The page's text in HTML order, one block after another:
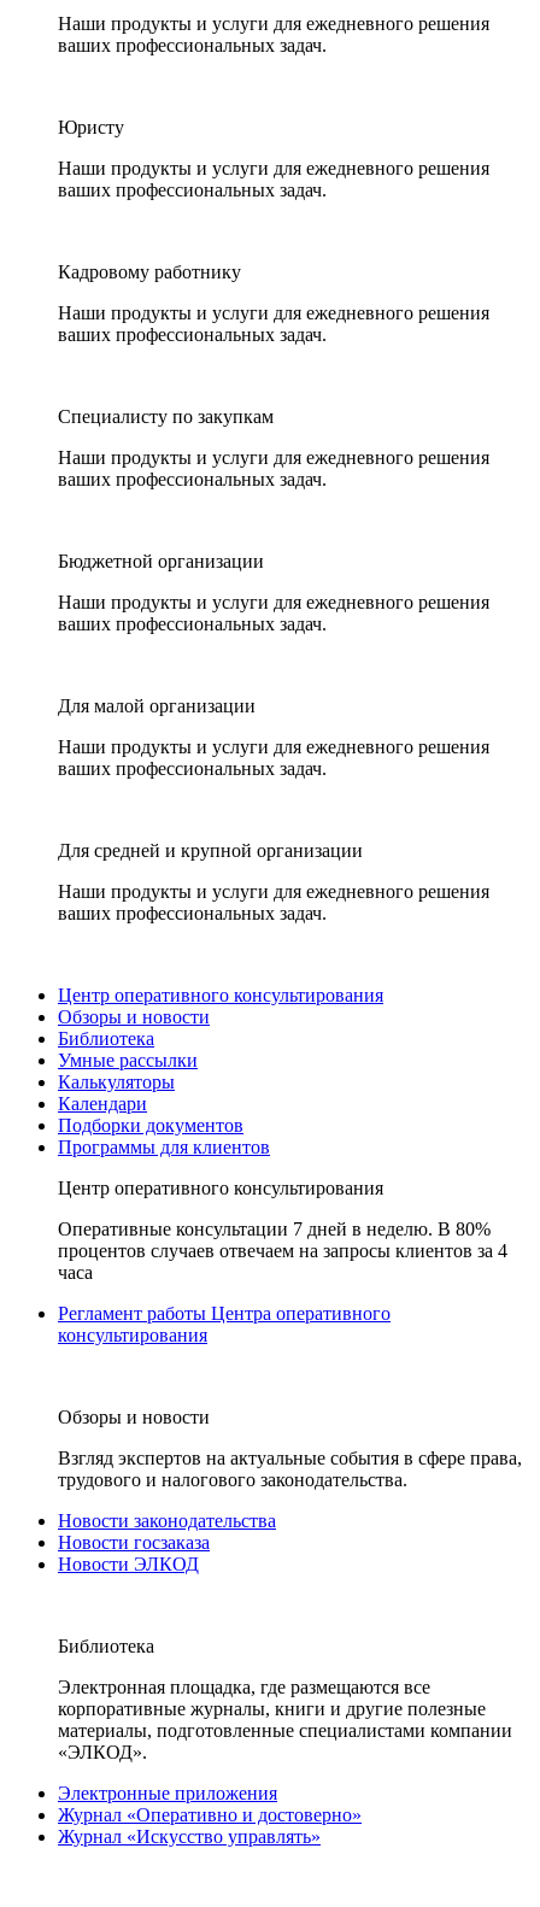
Наши продукты и услуги для ежедневного решения
ваших профессиональных задач.
Юристу
Наши продукты и услуги для ежедневного решения
ваших профессиональных задач.
Кадровому работнику
Наши продукты и услуги для ежедневного решения
ваших профессиональных задач.
Специалисту по закупкам
Наши продукты и услуги для ежедневного решения
ваших профессиональных задач.
Бюджетной организации
Наши продукты и услуги для ежедневного решения
ваших профессиональных задач.
Для малой организации
Наши продукты и услуги для ежедневного решения
ваших профессиональных задач.
Для средней и крупной организации
Наши продукты и услуги для ежедневного решения
ваших профессиональных задач.
Центр оперативного консультирования
Обзоры и новости
Библиотека
Умные рассылки
Калькуляторы
Календари
Подборки документов
Программы для клиентов
Центр оперативного консультирования
Оперативные консультации 7 дней в неделю. В 80%
процентов случаев отвечаем на запросы клиентов за 4
часа
Регламент работы Центра оперативного
консультирования
Обзоры и новости
Взгляд экспертов на актуальные события в сфере права,
трудового и налогового законодательства.
Новости законодательства
Новости госзаказа
Новости ЭЛКОД
Библиотека
Электронная площадка, где размещаются все
корпоративные журналы, книги и другие полезные
материалы, подготовленные специалистами компании
«ЭЛКОД».
Электронные приложения
Журнал «Оперативно и достоверно»
Журнал «Искусство управлять»